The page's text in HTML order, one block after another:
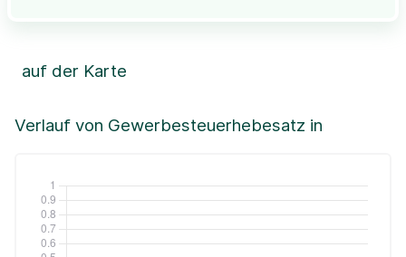
Verlauf von Gewerbesteuerhebesatz in
auf der Karte
+
Leaflet|©OpenStreetMap, ©CartoDB,